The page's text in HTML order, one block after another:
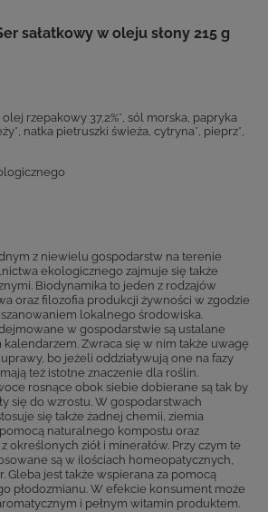
sałatkowy w oleju słony 215 g
rzepakowy 37,2%*, sól morska, papryka
natka pietruszki świeża, cytryna*, pieprz*,
z niewielu gospodarstw na terenie
ekologicznego zajmuje się także
Biodynamika to jeden z rodzajów
oraz filozofia produkcji żywności w zgodzie
lokalnego środowiska.
w gospodarstwie są ustalane
Zwraca się w nim także uwagę
bo jeżeli oddziaływują one na fazy
też istotne znaczenie dla roślin.
rosnące obok siebie dobierane są tak by
się do wzrostu. W gospodarstwach
się także żadnej chemii, ziemia
naturalnego kompostu oraz
określonych ziół i minerałów. Przy czym te
są w ilościach homeopatycznych,
Gleba jest także wspierana za pomocą
płodozmianu. W efekcie konsument może
i pełnym witamin produktem.